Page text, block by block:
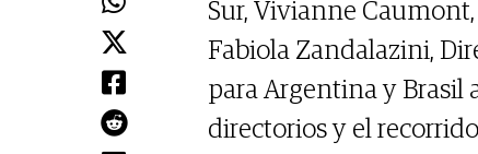
Sur, Vivianne
Fabiola Zandalazini,
para Argentina y Brasil
directorios y el